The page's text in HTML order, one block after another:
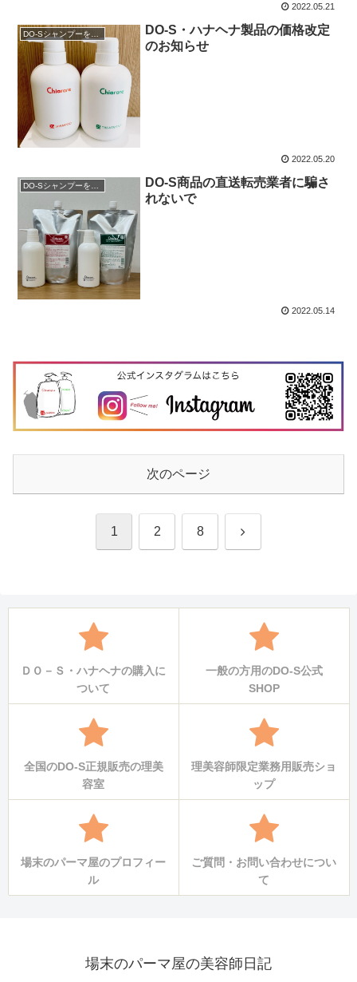
2022.05.21
DO-S・ハナヘナ製品の価格改定
のお知らせ
2022.05.20
DO-Sシャンプーを購入
DO-S商品の直送転売業者に騙さ
れないで
2022.05.14
次のページ
1 2 8 次
ＤＯ－Ｓ・ハナヘナの購入に
ついて
一般の方用のDO-S公式
SHOP
全国のDO-S正規販売の理美
容室
理美容師限定業務用販売ショ
ップ
場末のパーマ屋のプロフィー
ル
ご質問・お問い合わせについ
て
場末のパーマ屋の美容師日記